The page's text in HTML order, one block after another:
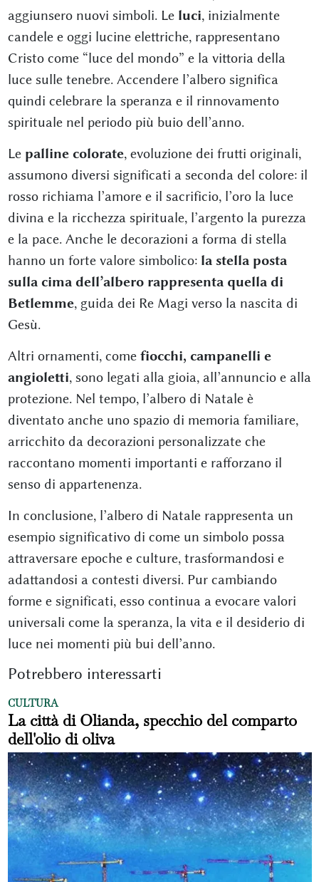
aggiunsero nuovi simboli. Le luci, inizialmente
candele e oggi lucine elettriche, rappresentano
Cristo come “luce del mondo” e la vittoria della
luce sulle tenebre. Accendere l’albero significa
quindi celebrare la speranza e il rinnovamento
spirituale nel periodo più buio dell’anno.
Le palline colorate, evoluzione dei frutti originali,
assumono diversi significati a seconda del colore: il
rosso richiama l’amore e il sacrificio, l’oro la luce
divina e la ricchezza spirituale, l’argento la purezza
e la pace. Anche le decorazioni a forma di stella
hanno un forte valore simbolico: la stella posta
sulla cima dell’albero rappresenta quella di
Betlemme, guida dei Re Magi verso la nascita di
Gesù.
Altri ornamenti, come fiocchi, campanelli e
angioletti, sono legati alla gioia, all’annuncio e alla
protezione. Nel tempo, l’albero di Natale è
diventato anche uno spazio di memoria familiare,
arricchito da decorazioni personalizzate che
raccontano momenti importanti e rafforzano il
senso di appartenenza.
In conclusione, l’albero di Natale rappresenta un
esempio significativo di come un simbolo possa
attraversare epoche e culture, trasformandosi e
adattandosi a contesti diversi. Pur cambiando
forme e significati, esso continua a evocare valori
universali come la speranza, la vita e il desiderio di
luce nei momenti più bui dell’anno.
Potrebbero interessarti
CULTURA
La città di Olianda, specchio del comparto
dell'olio di oliva